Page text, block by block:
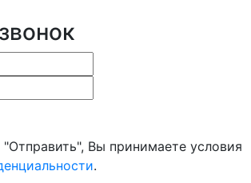
Вы принимаете условия
.